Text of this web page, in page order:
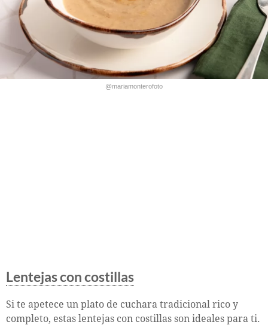
@mariamonterofoto
Lentejas con costillas
Si te apetece un plato de cuchara tradicional rico y
completo, estas lentejas con costillas son ideales para ti.